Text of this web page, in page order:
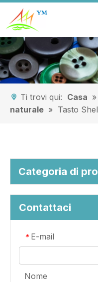
Ti trovi qui: Casa »
naturale » Tasto
Categoria di
Contattaci
* E-mail
Nome